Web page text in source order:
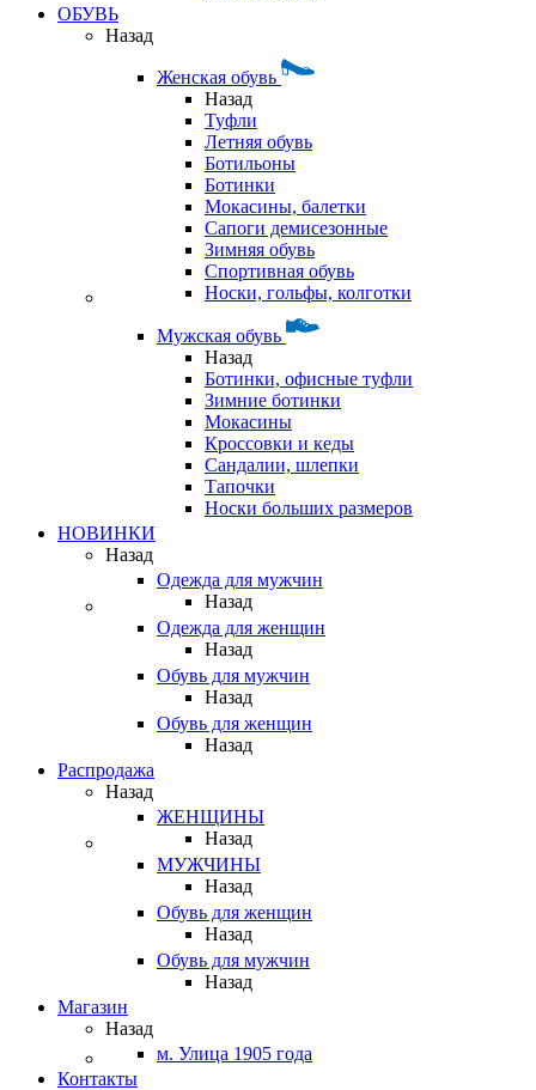
ОБУВЬ
Назад
Женская обувь
Назад
Туфли
Летняя обувь
Ботильоны
Ботинки
Мокасины, балетки
Сапоги демисезонные
Зимняя обувь
Спортивная обувь
Носки, гольфы, колготки
Мужская обувь
Назад
Ботинки, офисные туфли
Зимние ботинки
Мокасины
Кроссовки и кеды
Сандалии, шлепки
Тапочки
Носки больших размеров
НОВИНКИ
Назад
Одежда для мужчин
Назад
Одежда для женщин
Назад
Обувь для мужчин
Назад
Обувь для женщин
Назад
Распродажа
Назад
ЖЕНЩИНЫ
Назад
МУЖЧИНЫ
Назад
Обувь для женщин
Назад
Обувь для мужчин
Назад
Магазин
Назад
м. Улица 1905 года
Контакты